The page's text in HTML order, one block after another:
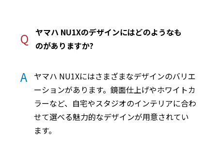
Q
ヤマハ NU1Xのデザインにはどのようなも
のがありますか?
A
ヤマハ NU1Xにはさまざまなデザインのバリエ
ーションがあります。鏡面仕上げやホワイトカ
ラーなど、自宅やスタジオのインテリアに合わ
せて選べる魅力的なデザインが用意されてい
ます。